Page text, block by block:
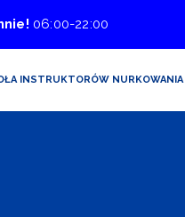
06:00-22:00
INSTRUKTORÓW NURKOWANIA